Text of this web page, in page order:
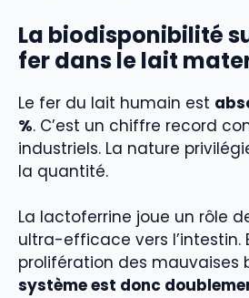
La biodisponibilité
fer dans le lait
Le fer du lait humain est
%. C’est un chiffre record
industriels. La nature
la quantité.
La lactoferrine joue un rôle
ultra-efficace vers l’intestin.
prolifération des mauvaises
système est donc